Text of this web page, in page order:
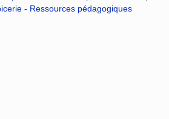
- Ressources pédagogiques